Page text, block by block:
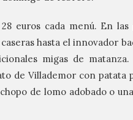
euros cada menú. En las
hasta el innovador
migas de
de Villademor con patata
de lomo adobado o